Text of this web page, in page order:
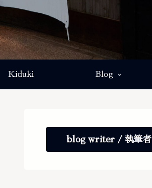
Kiduki Blog
blog writer / 執筆者